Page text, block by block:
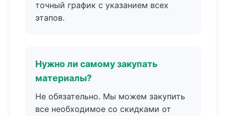
точный график с указанием всех
этапов.
Нужно ли самому закупать
материалы?
Не обязательно. Мы можем закупить
все необходимое со скидками от